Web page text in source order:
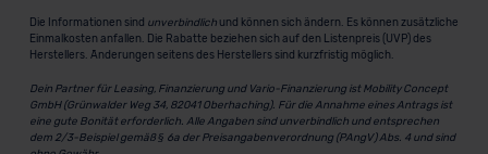
Die Informationen sind unverbindlichund können sich ändern. Es können zusätzliche
Einmalkosten anfallen. Die Rabatte beziehen sich auf den Listenpreis (UVP) des
Herstellers. Änderungen seitens des Herstellers sind kurzfristig möglich.
Dein Partner für Leasing, Finanzierung und Vario-Finanzierung ist Mobility Concept
GmbH (Grünwalder Weg 34, 82041 Oberhaching). Für die Annahme eines Antrags ist
eine gute Bonität erforderlich. Alle Angaben sind unverbindlich und entsprechen
dem 2/3-Beispiel gemäß § 6a der Preisangabenverordnung (PAngV) Abs. 4 und sind